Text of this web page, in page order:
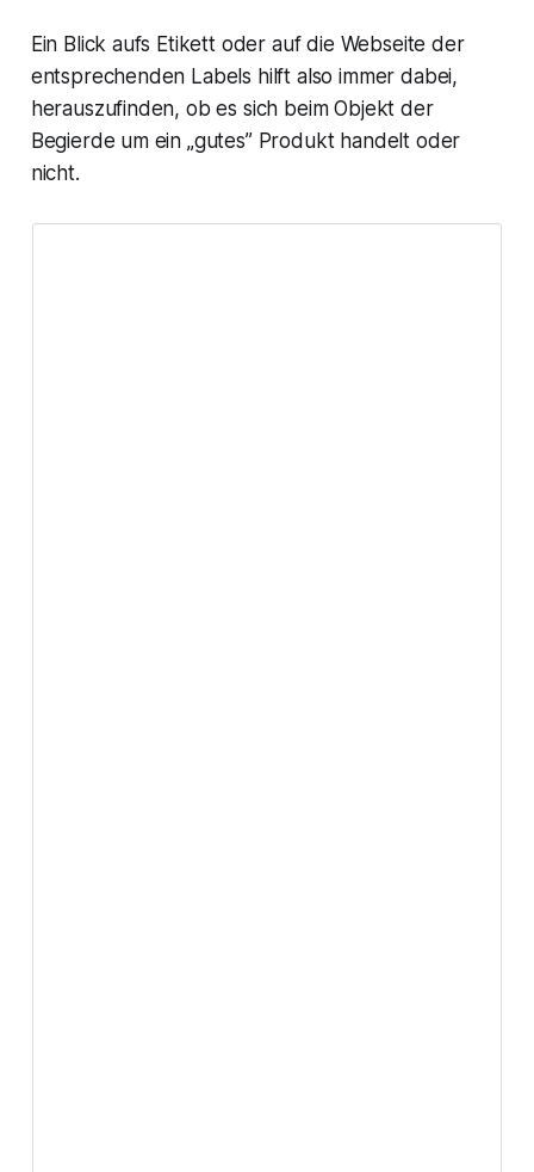
Ein Blick aufs Etikett oder auf die Webseite der
entsprechenden Labels hilft also immer dabei,
herauszufinden, ob es sich beim Objekt der
Begierde um ein „gutes” Produkt handelt oder
nicht.